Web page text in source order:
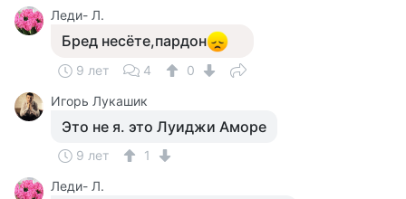
Леди- Л.
Бред несёте,пардон
9 лет 4
0
Игорь Лукашик
Это не я. это Луиджи Аморе
9 лет
1
Леди- Л.